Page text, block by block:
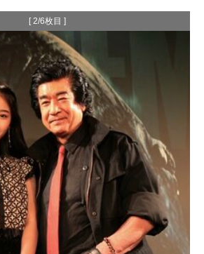
[ 2/6枚目 ]